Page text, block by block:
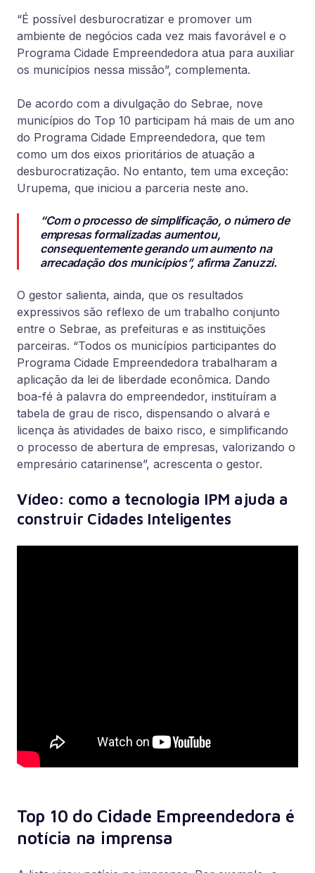
“É possível desburocratizar e promover um
ambiente de negócios cada vez mais favorável e o
Programa Cidade Empreendedora atua para auxiliar
os municípios nessa missão”, complementa.
De acordo com a divulgação do Sebrae, nove
municípios do Top 10 participam há mais de um ano
do Programa Cidade Empreendedora, que tem
como um dos eixos prioritários de atuação a
desburocratização. No entanto, tem uma exceção:
Urupema, que iniciou a parceria neste ano.
“Com o processo de simplificação, o número de
empresas formalizadas aumentou,
consequentemente gerando um aumento na
arrecadação dos municípios”, afirma Zanuzzi.
O gestor salienta, ainda, que os resultados
expressivos são reflexo de um trabalho conjunto
entre o Sebrae, as prefeituras e as instituições
parceiras. “Todos os municípios participantes do
Programa Cidade Empreendedora trabalharam a
aplicação da lei de liberdade econômica. Dando
boa-fé à palavra do empreendedor, instituíram a
tabela de grau de risco, dispensando o alvará e
licença às atividades de baixo risco, e simplificando
o processo de abertura de empresas, valorizando o
empresário catarinense”, acrescenta o gestor.
Vídeo: como a tecnologia IPM ajuda a
construir Cidades Inteligentes
Top 10 do Cidade Empreendedora é
notícia na imprensa